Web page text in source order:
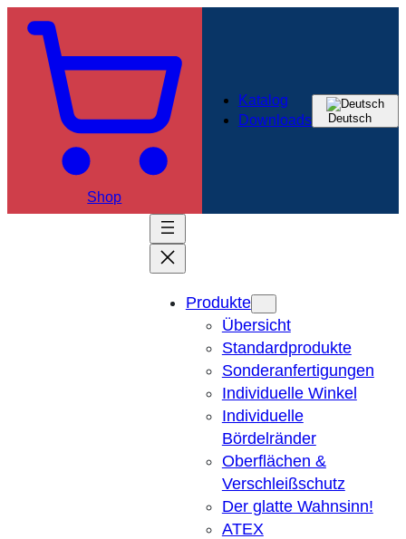
Shop
Katalog
Downloads
Deutsch
Produkte
Übersicht
Standardprodukte
Sonderanfertigungen
Individuelle Winkel
Individuelle
Bördelränder
Oberflächen &
Verschleißschutz
Der glatte Wahnsinn!
ATEX